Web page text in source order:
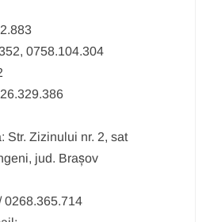
0758.104.304
Str. Zizinului nr. 2, sat
jud. Brașov
0268.365.714